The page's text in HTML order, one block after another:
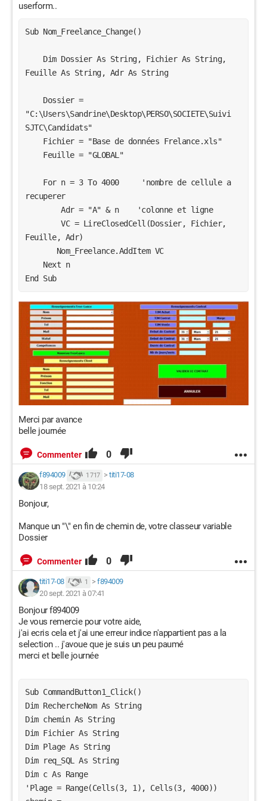
userform..
Sub Nom_Freelance_Change()
Feuille As String, Adr As String
"C:\Users\Sandrine\Desktop\PERSO\SOCIETE\Suivi
SJTC\Candidats"
    Fichier = "Base de données Frelance.xls"
    Feuille = "GLOBAL"
recuperer
        Adr = "A" & n    'colonne et ligne
Feuille, Adr)
       Nom_Freelance.AddItem VC
    Next n
End Sub
Merci par avance
belle journée
Commenter 0
f894009 1 717 > titi17-08
18 sept. 2021 à 10:24
Bonjour,
Manque un "\" en fin de chemin de, votre classeur variable
Dossier
Commenter 0
titi17-08 1 > f894009
20 sept. 2021 à 07:41
Bonjour f894009
Je vous remercie pour votre aide,
j'ai ecris cela et j'ai une erreur indice n'appartient pas a la
selection .. j'avoue que je suis un peu paumé
merci et belle journée
Sub CommandButton1_Click()
Dim RechercheNom As String
Dim chemin As String
Dim Fichier As String
Dim Plage As String
Dim req_SQL As String
Dim c As Range
'Plage = Range(Cells(3, 1), Cells(3, 4000))